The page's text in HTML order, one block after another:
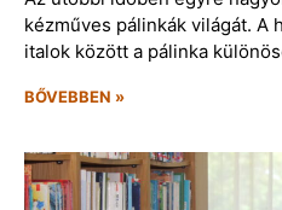
kézműves pálinkák világát. A
italok között a pálinka
BŐVEBBEN »